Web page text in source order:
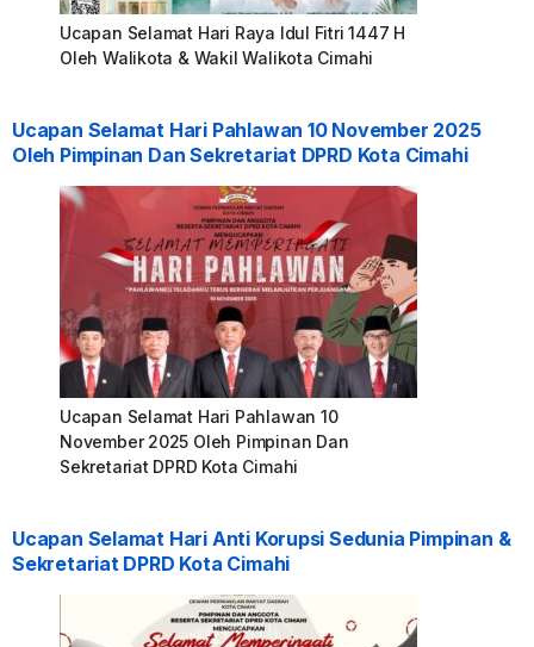
Ucapan Selamat Hari Raya Idul Fitri 1447 H
Oleh Walikota & Wakil Walikota Cimahi
Ucapan Selamat Hari Pahlawan 10 November 2025
Oleh Pimpinan Dan Sekretariat DPRD Kota Cimahi
Ucapan Selamat Hari Pahlawan 10
November 2025 Oleh Pimpinan Dan
Sekretariat DPRD Kota Cimahi
Ucapan Selamat Hari Anti Korupsi Sedunia Pimpinan &
Sekretariat DPRD Kota Cimahi